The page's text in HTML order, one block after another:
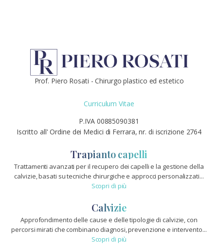
Prof. Piero Rosati - Chirurgo plastico ed estetico
Curriculum Vitae
P.IVA 00885090381
Iscritto all' Ordine dei Medici di Ferrara, nr. di iscrizione 2764
Trapianto capelli
Trattamenti avanzati per il recupero dei capelli e la gestione della
calvizie, basati su tecniche chirurgiche e approcci personalizzati...
Scopri di più
Calvizie
Approfondimento delle cause e delle tipologie di calvizie, con
percorsi mirati che combinano diagnosi, prevenzione e intervento...
Scopri di più